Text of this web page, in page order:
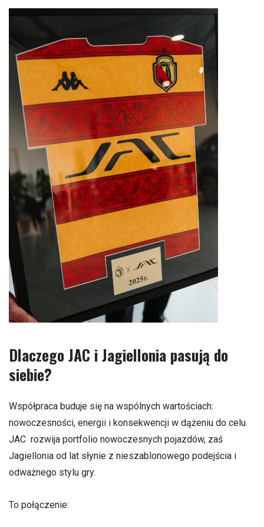
Dlaczego JAC i Jagiellonia pasują do
siebie?
Współpraca buduje się na wspólnych wartościach:
nowoczesności, energii i konsekwencji w dążeniu do celu.
JAC rozwija portfolio nowoczesnych pojazdów, zaś
Jagiellonia od lat słynie z nieszablonowego podejścia i
odważnego stylu gry.
To połączenie: